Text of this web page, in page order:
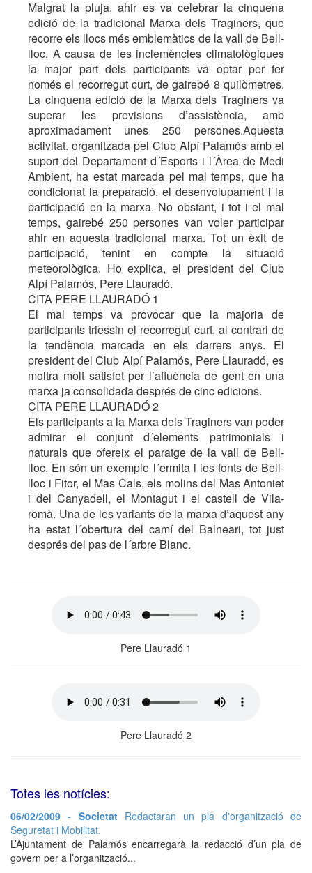
Malgrat la pluja, ahir es va celebrar la cinquena
edició de la tradicional Marxa dels Traginers, que
recorre els llocs més emblemàtics de la vall de Bell-
lloc. A causa de les inclemències climatològiques
la major part dels participants va optar per fer
només el recorregut curt, de gairebé 8 quilòmetres.
La cinquena edició de la Marxa dels Traginers va
superar les previsions d’assistència, amb
aproximadament unes 250 persones.Aquesta
activitat. organitzada pel Club Alpí Palamós amb el
suport del Departament d´Esports i l´Àrea de Medi
Ambient, ha estat marcada pel mal temps, que ha
condicionat la preparació, el desenvolupament i la
participació en la marxa. No obstant, i tot i el mal
temps, gairebé 250 persones van voler participar
ahir en aquesta tradicional marxa. Tot un èxit de
participació, tenint en compte la situació
meteorològica. Ho explica, el president del Club
Alpí Palamós, Pere Llauradó.
CITA PERE LLAURADÓ 1
El mal temps va provocar que la majoria de
participants triessin el recorregut curt, al contrari de
la tendència marcada en els darrers anys. El
president del Club Alpí Palamós, Pere Llauradó, es
moltra molt satisfet per l’afluència de gent en una
marxa ja consolidada després de cinc edicions.
CITA PERE LLAURADÓ 2
Els participants a la Marxa dels Traginers van poder
admirar el conjunt d´elements patrimonials i
naturals que ofereix el paratge de la vall de Bell-
lloc. En són un exemple l´ermita i les fonts de Bell-
lloc i Fitor, el Mas Cals, els molins del Mas Antoniet
i del Canyadell, el Montagut i el castell de Vila-
romà. Una de les variants de la marxa d’aquest any
ha estat l´obertura del camí del Balneari, tot just
després del pas de l´arbre Blanc.
Pere Llauradó 1
Pere Llauradó 2
Totes les notícies:
06/02/2009 - Societat Redactaran un pla d'organització de
Seguretat i Mobilitat.
L’Ajuntament de Palamós encarregarà la redacció d’un pla de
govern per a l’organització...